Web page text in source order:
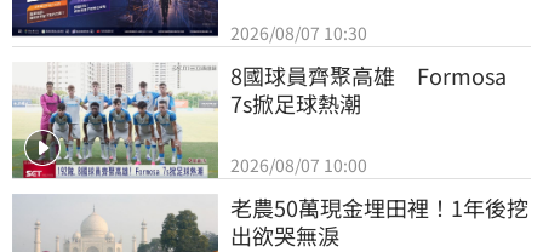
2026/08/07 10:30
8國球員齊聚高雄　Formosa
7s掀足球熱潮
2026/08/07 10:00
老農50萬現金埋田裡！1年後挖
出欲哭無淚